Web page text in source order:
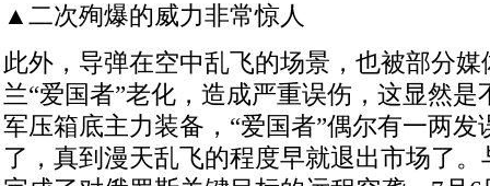
▲二次殉爆的威力非常惊人
此外，导弹在空中乱飞的场景，也被部分
兰“爱国者”老化，造成严重误伤，这显然
军压箱底主力装备，“爱国者”偶尔有一两发
了，真到漫天乱飞的程度早就退出市场了